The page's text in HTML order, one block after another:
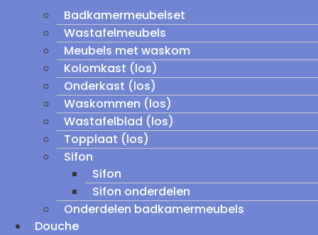
Badkamermeubelset
Wastafelmeubels
Meubels met waskom
Kolomkast (los)
Onderkast (los)
Waskommen (los)
Wastafelblad (los)
Topplaat (los)
Sifon
Sifon
Sifon onderdelen
Onderdelen badkamermeubels
Douche